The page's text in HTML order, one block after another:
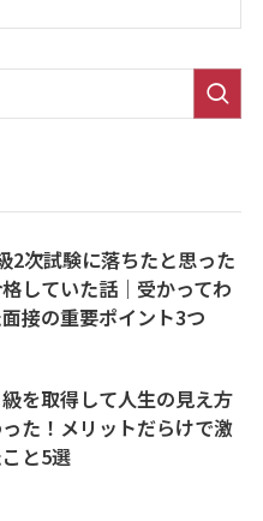
2次試験に落ちたと思った
していた話｜受かってわ
接の重要ポイント3つ
を取得して人生の見え方
た！メリットだらけで激
と5選